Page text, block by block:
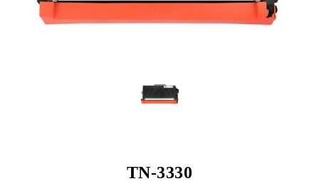
TN-3330